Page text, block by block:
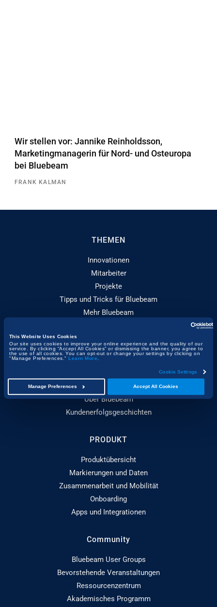
This Website Uses Cookies
Our site uses cookies to improve your online experience and the quality of our
service. By clicking “Accept All Cookies” or dismissing the banner, you agree to
the use of all cookies. You can opt-out or change your settings by clicking on
"Manage Preferences." Learn More
Cookie Settings
Accept All Cookies
Manage Preferences
Wir stellen vor: Jannike Reinholdsson,
Marketingmanagerin für Nord- und Osteuropa
bei Bluebeam
FRANK KALMAN
THEMEN
Innovationen
Mitarbeiter
Projekte
Tipps und Tricks für Bluebeam
Mehr Bluebeam
INFORMATIONEN
Über Bluebeam
Kundenerfolgsgeschichten
PRODUKT
Produktübersicht
Markierungen und Daten
Zusammenarbeit und Mobilität
Onboarding
Apps und Integrationen
Community
Bluebeam User Groups
Bevorstehende Veranstaltungen
Ressourcenzentrum
Akademisches Programm